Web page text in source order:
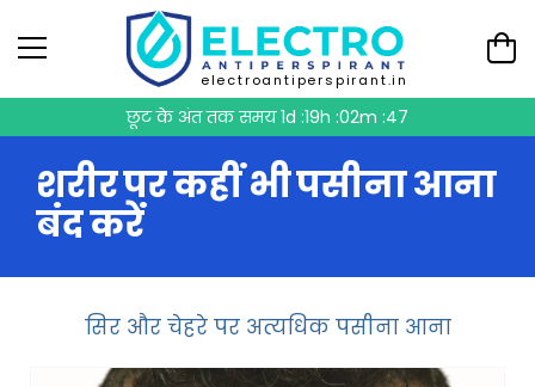
electroantiperspirant.in
छूट के अंत तक समय1d :19h :02m :47
शरीर पर कहीं भी पसीना आना
बंद करें
सिर और चेहरे पर अत्यधिक पसीना आना